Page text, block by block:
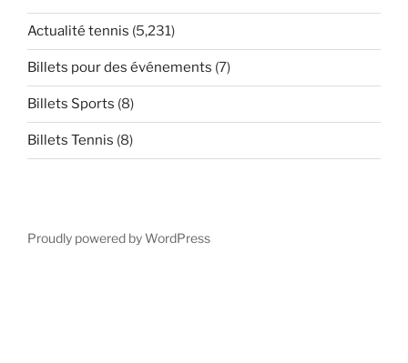
Actualité tennis (5,231)
Billets pour des événements (7)
Billets Sports (8)
Billets Tennis (8)
Proudly powered by WordPress